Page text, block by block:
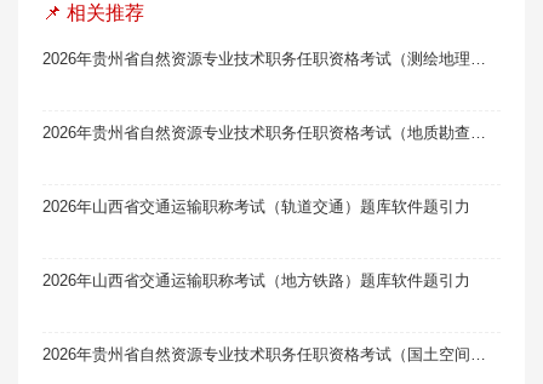
📌 相关推荐
2026年山西省交通运输职称考试（轨道交通）题库软件题引力
2026年山西省交通运输职称考试（地方铁路）题库软件题引力